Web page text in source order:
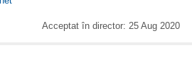
Acceptat în director: 25 Aug 2020